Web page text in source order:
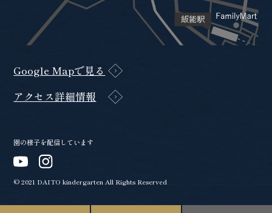
Google Mapで見る
アクセス詳細情報
園の様子を配信しています
© 2021 DAITO kindergarten All Rights Reserved